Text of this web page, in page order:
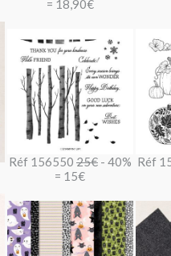
= 18,90€
Réf 156550 25€ - 40%
= 15€
Réf